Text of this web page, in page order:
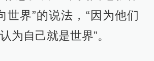
世界”的说法，“因为他们
为自己就是世界”。